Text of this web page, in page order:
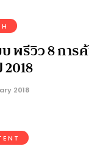
พรีวิว 8 การ
2018